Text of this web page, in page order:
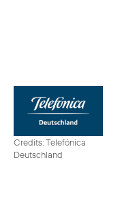
Credits: Telefónica
Deutschland